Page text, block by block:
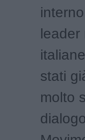
leader
stati
molto